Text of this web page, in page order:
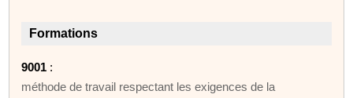
Formations
9001 :
méthode de travail respectant les exigences de la